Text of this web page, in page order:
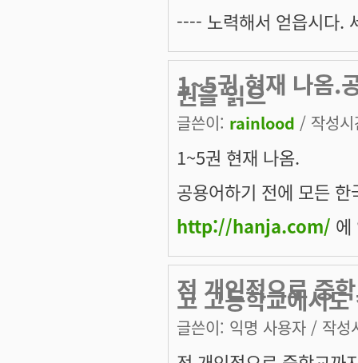
---- 노력해서 얻읍시다.
1~5권 현재 나옴.
권을 읽으
글쓴이: rainlood / 작성
1~5권 현재 나옴.
공용어하기 전에 모든
http://hanja.com/ 에
전 개인적으로 중
고 고등학교에서도
글쓴이: 익명 사용자 / 작성